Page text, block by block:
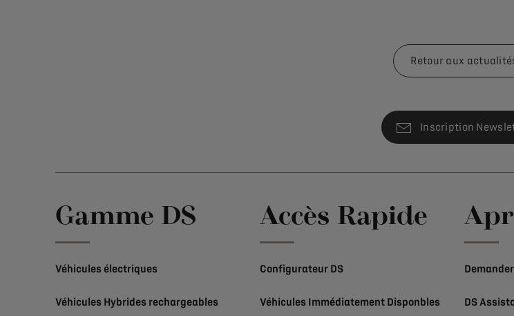
Retour aux
Inscription
Gamme DS
Véhicules électriques
Véhicules Hybrides rechargeables
Accès Rapide
Configurateur DS
Véhicules Immédiatement Disponbles DS